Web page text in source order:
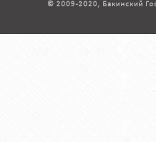
© 2009-2020, Бакинский